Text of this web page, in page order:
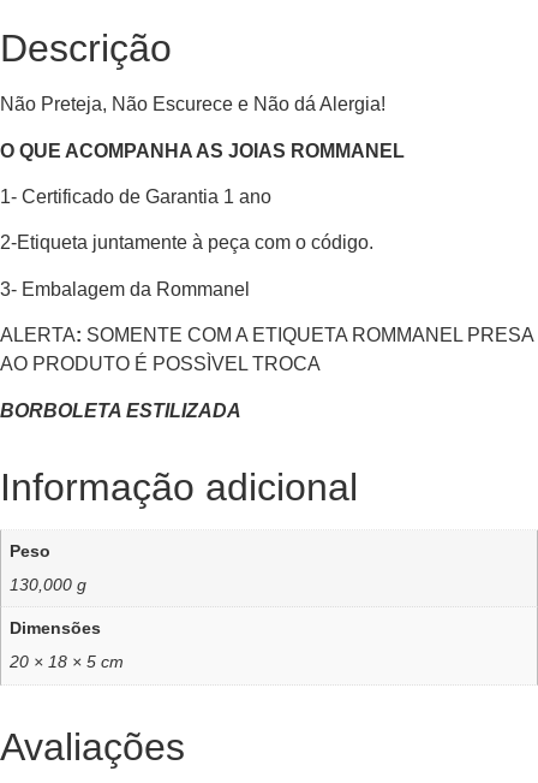
Descrição
Não Preteja, Não Escurece e Não dá Alergia!
O QUE ACOMPANHA AS JOIAS ROMMANEL
1- Certificado de Garantia 1 ano
2-Etiqueta juntamente à peça com o código.
3- Embalagem da Rommanel
ALERTA: SOMENTE COM A ETIQUETA ROMMANEL PRESA
AO PRODUTO É POSSÌVEL TROCA
BORBOLETA ESTILIZADA
Informação adicional
Peso
130,000 g
Dimensões
20 × 18 × 5 cm
Avaliações